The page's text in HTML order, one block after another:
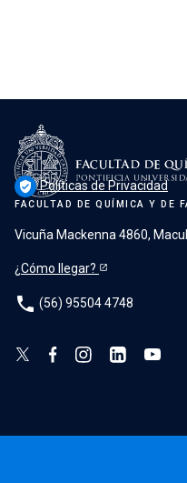
verified_user Políticas de Privacidad
FACULTAD DE QUÍMICA Y DE
Vicuña Mackenna 4860,
¿Cómo llegar?
phone (56) 95504 4748